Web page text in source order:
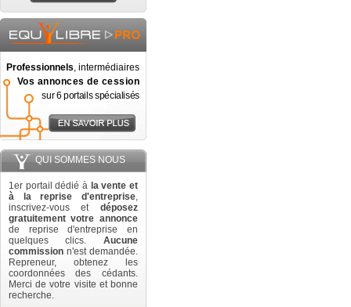
Professionnels, intermédiaires
Vos annonces de cession
sur 6 portails spécialisés
QUI SOMMES NOUS
1er portail dédié à la vente et
à la reprise d'entreprise,
inscrivez-vous et déposez
gratuitement votre annonce
de reprise d'entreprise en
quelques clics. Aucune
commission n'est demandée.
Repreneur, obtenez les
coordonnées des cédants.
Merci de votre visite et bonne
recherche.